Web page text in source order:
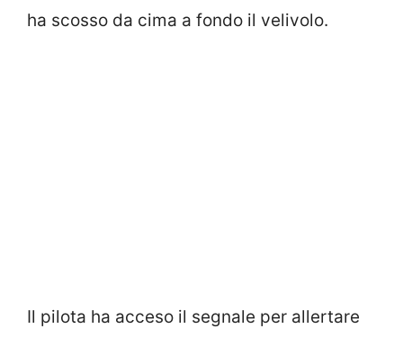
ha scosso da cima a fondo il velivolo.
Il pilota ha acceso il segnale per allertare